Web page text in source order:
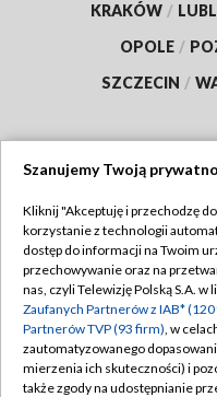
KRAKÓW /
OPOLE /
SZCZECIN /
Abonament TVP
Emisja w TVP
Centrum informacji TVP
Naziemna Telewizja
Szanujemy Twoją
Kliknij "Akceptuję i przechodzę
korzystanie z technologii
dostęp do informacji na Twoim
przechowywanie oraz na
nas, czyli Telewizję Polską S.A. w
Zaufanych Partnerów z IAB*
Partnerów TVP (93 firm), w
zautomatyzowanego
mierzenia ich skuteczności) i
także zgody na udostępnianie